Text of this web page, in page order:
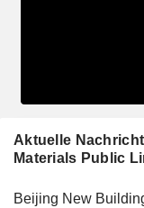
Aktuelle
Materials Public
Beijing New